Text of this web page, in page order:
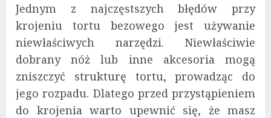
Jednym z najczęstszych błędów przy
krojeniu tortu bezowego jest używanie
niewłaściwych narzędzi. Niewłaściwie
dobrany nóż lub inne akcesoria mogą
zniszczyć strukturę tortu, prowadząc do
jego rozpadu. Dlatego przed przystąpieniem
do krojenia warto upewnić się, że masz